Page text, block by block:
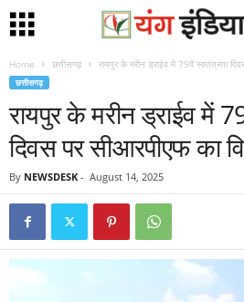
Home छत्तीसगढ़ रायपुर के मरीन ड्राईव में 79वें स्वतंत्रता
छत्तीसगढ़
रायपुर के मरीन ड्राईव में
दिवस पर सीआरपीएफ का
By NEWSDESK - August 14, 2025